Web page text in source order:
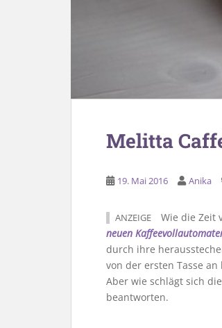
Melitta
19. Mai 2016 Anika
ANZEIGE Wie die Zeit
neuen
durch ihre
von der ersten Tasse
Aber wie schlägt sich
beantworten.